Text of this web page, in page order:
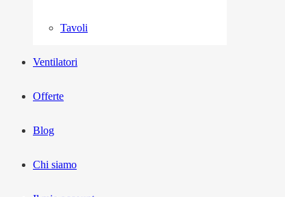
Tavoli
Ventilatori
Offerte
Blog
Chi siamo